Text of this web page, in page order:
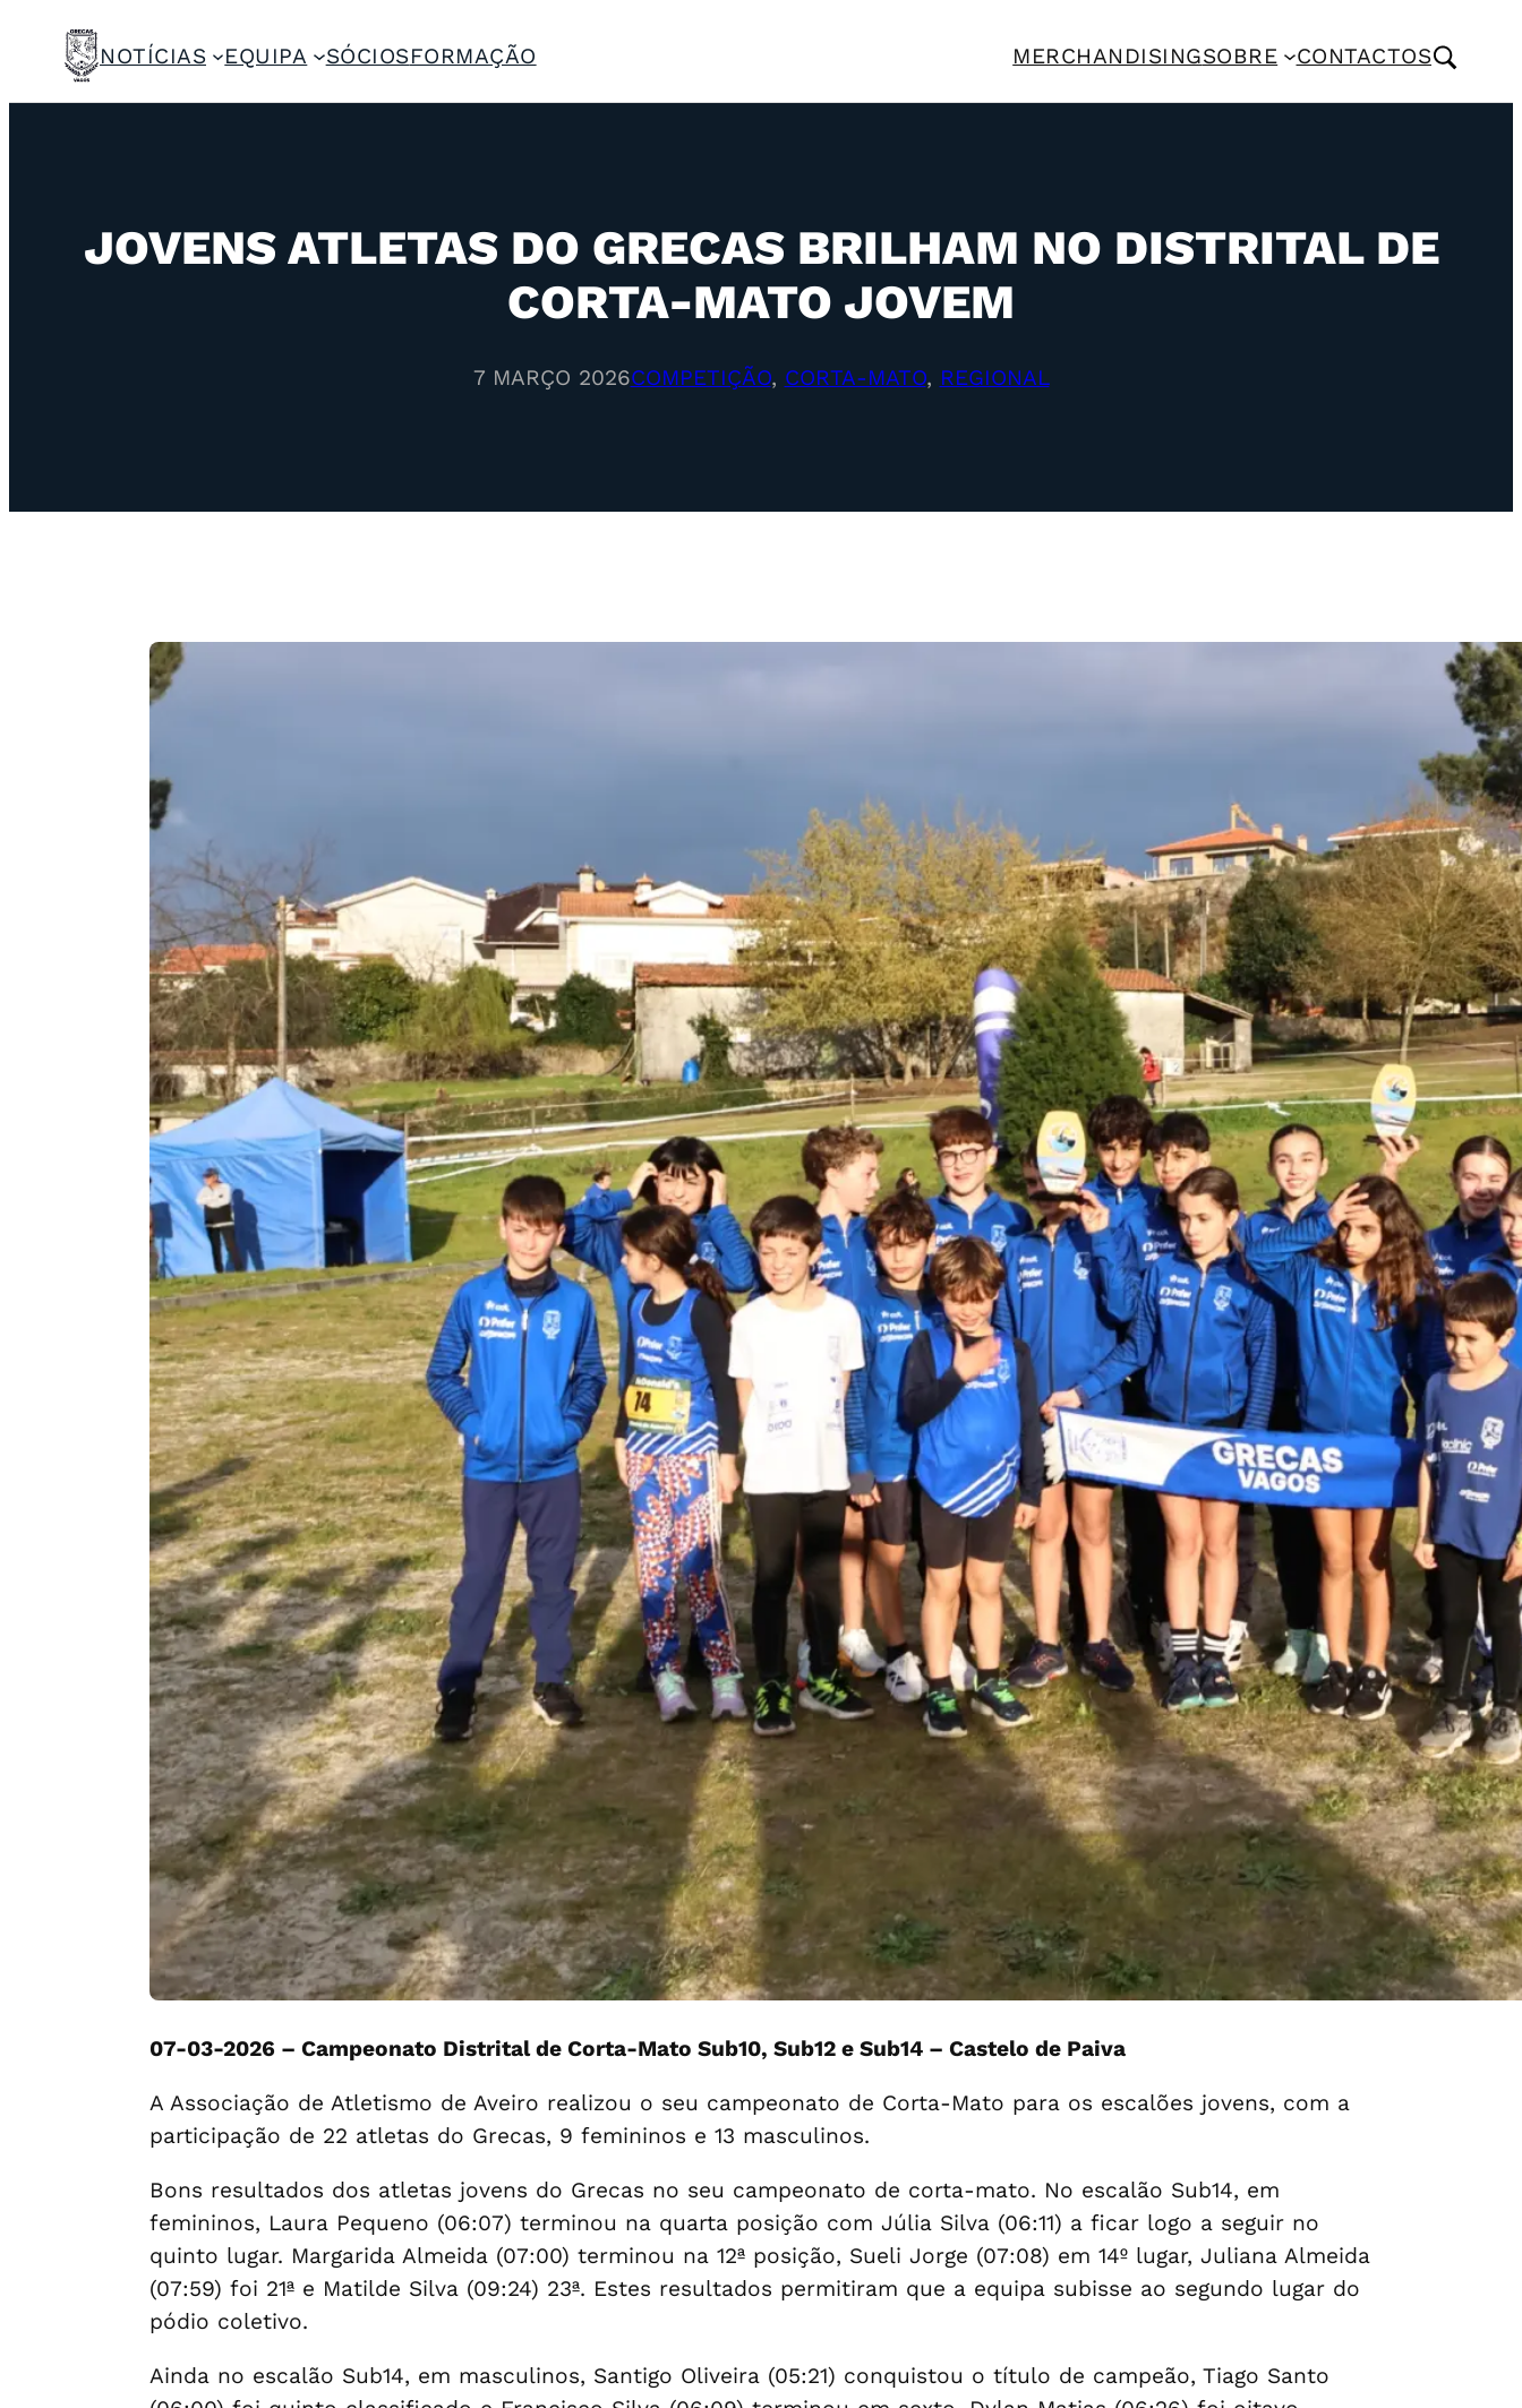
NOTÍCIAS EQUIPA SÓCIOSFORMAÇÃO MERCHANDISINGSOBRE CONTACTOS
JOVENS ATLETAS DO GRECAS BRILHAM NO DISTRITAL DE
CORTA-MATO JOVEM
7 MARÇO 2026COMPETIÇÃO, CORTA-MATO, REGIONAL
07-03-2026 – Campeonato Distrital de Corta-Mato Sub10, Sub12 e Sub14 – Castelo de Paiva
A Associação de Atletismo de Aveiro realizou o seu campeonato de Corta-Mato para os escalões jovens, com a
participação de 22 atletas do Grecas, 9 femininos e 13 masculinos.
Bons resultados dos atletas jovens do Grecas no seu campeonato de corta-mato. No escalão Sub14, em
femininos, Laura Pequeno (06:07) terminou na quarta posição com Júlia Silva (06:11) a ficar logo a seguir no
quinto lugar. Margarida Almeida (07:00) terminou na 12ª posição, Sueli Jorge (07:08) em 14º lugar, Juliana Almeida
(07:59) foi 21ª e Matilde Silva (09:24) 23ª. Estes resultados permitiram que a equipa subisse ao segundo lugar do
pódio coletivo.
Ainda no escalão Sub14, em masculinos, Santigo Oliveira (05:21) conquistou o título de campeão, Tiago Santo